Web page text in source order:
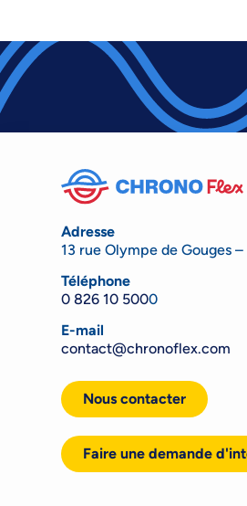
Adresse
13 rue Olympe de Gouges
Téléphone
0 826 10 5000
E-mail
contact@chronoflex.com
Nous contacter
Faire une demande